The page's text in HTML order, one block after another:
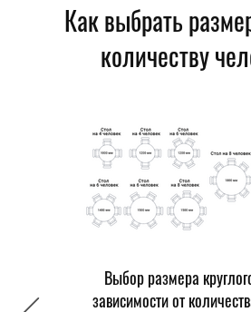
Как выбрать
количеству
Выбор размера
зависимости от